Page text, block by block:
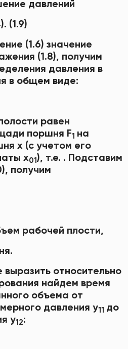
давлений
(1.9)
(1.6) значение
(1.8), получим
давления в
в общем виде:
равен
поршня F1 на
х (с учетом его
х01), т.е. . Подставим
получим
рабочей плости,
выразить относительно
найдем время
объема от
давления у11 до
у12: